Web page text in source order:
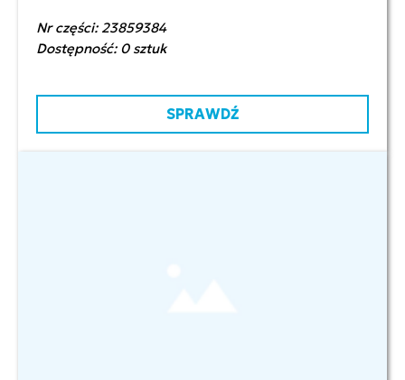
Nr części: 23859384
Dostępność: 0 sztuk
SPRAWDŹ